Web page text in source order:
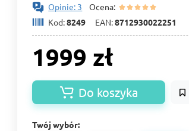
Opinie: 3 Ocena:
Kod:8249 EAN:8712930022251
1999 zł
Do koszyka
Twój wybór: